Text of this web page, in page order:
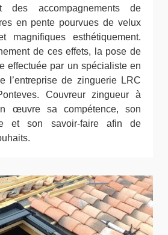
des accompagnements de
en pente pourvues de velux
magnifiques esthétiquement.
de ces effets, la pose de
effectuée par un spécialiste en
l’entreprise de zinguerie LRC
Couvreur zingueur à
œuvre sa compétence, son
et son savoir-faire afin de